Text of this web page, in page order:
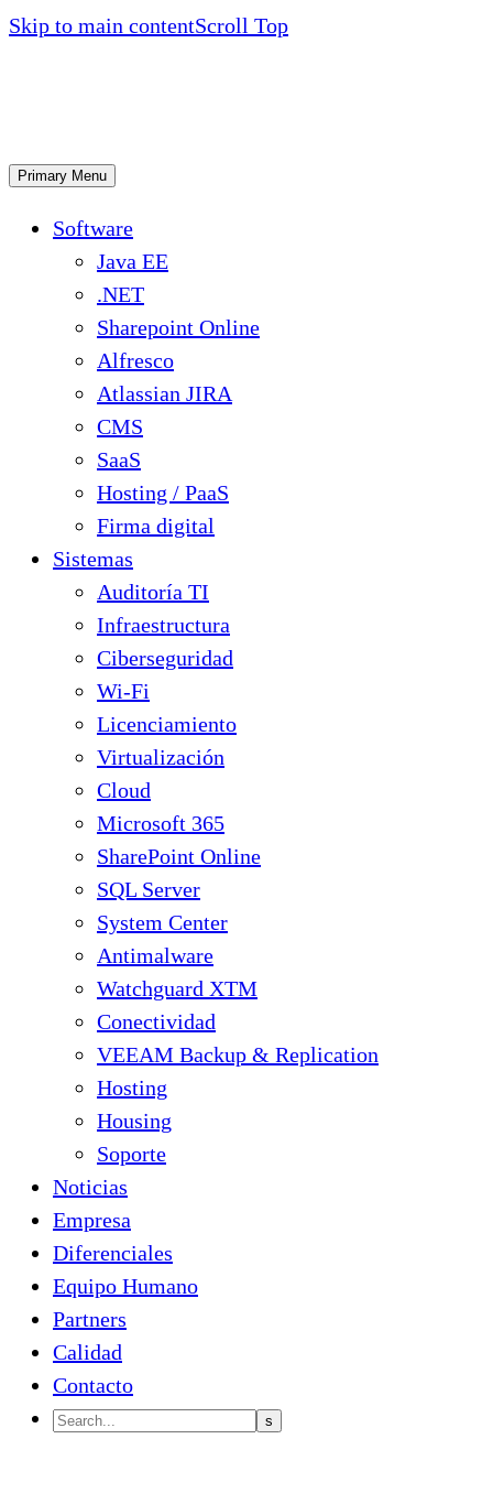
Skip to main contentScroll Top
Primary Menu
Software
Java EE
.NET
Sharepoint Online
Alfresco
Atlassian JIRA
CMS
SaaS
Hosting / PaaS
Firma digital
Sistemas
Auditoría TI
Infraestructura
Ciberseguridad
Wi-Fi
Licenciamiento
Virtualización
Cloud
Microsoft 365
SharePoint Online
SQL Server
System Center
Antimalware
Watchguard XTM
Conectividad
VEEAM Backup & Replication
Hosting
Housing
Soporte
Noticias
Empresa
Diferenciales
Equipo Humano
Partners
Calidad
Contacto